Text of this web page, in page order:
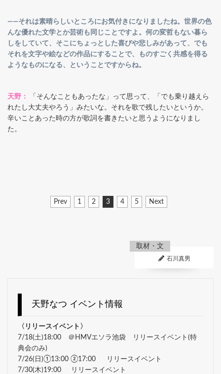
――それは素晴らしいところにお気付きになりましたね。世界の色
んな優れた文学とか芸術も同じことですよ。何の変哲もない暮ら
しをしていて、そこにちょっとした喜びや悲しみがあって、でも
それを文字や絵などの作品にすることで、ものすごく共感を得る
ようなものになる、ということですからね。
天野：
「そんなこともあったな」って思って、「でも乗り越えら
れたし大丈夫やろう」みたいな。それを歌で残したいというか。
辛いことあった時の方が歌詞を書きたいと思うようになりまし
た。
Prev 1 2 3 4 5 Next
取材・文
石川真男
天野なつ イベント情報
〈リリースイベント〉
7/18(土)18:00 ＠HMVエソラ池袋 リリースイベント(特
典会のみ)
7/26(日)①13:00 ②17:00 リリースイベント
7/30(木)19:00 リリースイベント